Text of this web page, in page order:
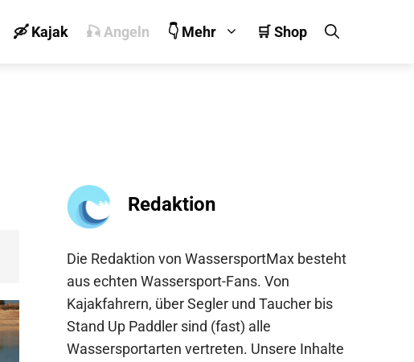
🛶 Kajak 🎣 Angeln 👇 Mehr 🛒 Shop
Redaktion
Die Redaktion von WassersportMax besteht
aus echten Wassersport-Fans. Von
Kajakfahrern, über Segler und Taucher bis
Stand Up Paddler sind (fast) alle
Wassersportarten vertreten. Unsere Inhalte